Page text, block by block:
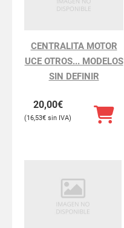
CENTRALITA MOTOR
UCE OTROS... MODELOS
SIN DEFINIR
20,00€
16,53€